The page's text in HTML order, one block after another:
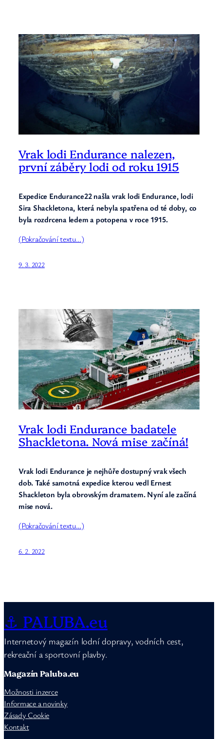
Vrak lodi Endurance nalezen,
první záběry lodi od roku 1915
Expedice Endurance22 našla vrak lodi Endurance, lodi
Sira Shackletona, která nebyla spatřena od té doby, co
byla rozdrcena ledem a potopena v roce 1915.
(Pokračování textu…)
9. 3. 2022
Vrak lodi Endurance badatele
Shackletona. Nová mise začíná!
Vrak lodi Endurance je nejhůře dostupný vrak všech
dob. Také samotná expedice kterou vedl Ernest
Shackleton byla obrovským dramatem. Nyní ale začíná
mise nová.
(Pokračování textu…)
6. 2. 2022
⚓ PALUBA.eu
Internetový magazín lodní dopravy, vodních cest,
rekreační a sportovní plavby.
Magazín Paluba.eu
Možnosti inzerce
Informace a novinky
Zásady Cookie
Kontakt